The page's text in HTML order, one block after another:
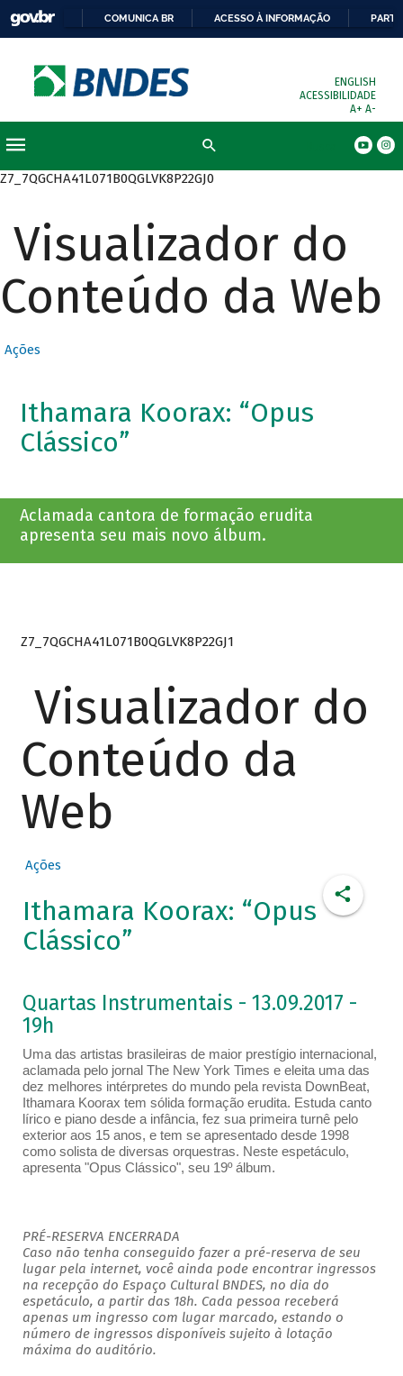
COMUNICA BR ACESSO À INFORMAÇÃO
ENGLISH
ACESSIBILIDADE
A+ A-
Z7_7QGCHA41L071B0QGLVK8P22GJ0
Visualizador do
Conteúdo da Web
Ações
Ithamara Koorax: “Opus
Clássico”
Aclamada cantora de formação erudita
apresenta seu mais novo álbum.
Z7_7QGCHA41L071B0QGLVK8P22GJ1
Visualizador do
Conteúdo da
Web
Ações
Ithamara Koorax: “Opus
Clássico”
Quartas Instrumentais - 13.09.2017 -
19h
Uma das artistas brasileiras de maior prestígio internacional,
aclamada pelo jornal The New York Times e eleita uma das
dez melhores intérpretes do mundo pela revista DownBeat,
Ithamara Koorax tem sólida formação erudita. Estuda canto
lírico e piano desde a infância, fez sua primeira turnê pelo
exterior aos 15 anos, e tem se apresentado desde 1998
como solista de diversas orquestras. Neste espetáculo,
apresenta "Opus Clássico", seu 19º álbum.
PRÉ-RESERVA ENCERRADA
Caso não tenha conseguido fazer a pré-reserva de seu
lugar pela internet, você ainda pode encontrar ingressos
na recepção do Espaço Cultural BNDES, no dia do
espetáculo, a partir das 18h. Cada pessoa receberá
apenas um ingresso com lugar marcado, estando o
número de ingressos disponíveis sujeito à lotação
máxima do auditório.